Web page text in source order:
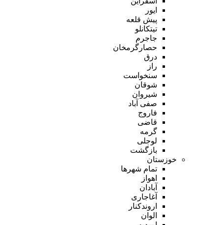
ایور
پیش قلعه
تیتکانلو
جاجرم
حصارگرمخان
درق
راز
سنخواست
شوقان
شیروان
صفی آباد
فاروج
قاضی
گرمه
لوجلی
بازگشت
خوزستان
تمام شهر‌ها
اهواز
آبادان
آغاجاری
اروندکنار
الوان